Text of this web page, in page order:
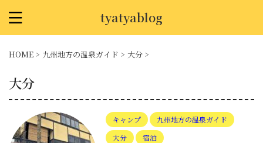
tyatyablog
HOME > 九州地方の温泉ガイド > 大分 >
大分
キャンプ
九州地方の温泉ガイド
大分
宿泊